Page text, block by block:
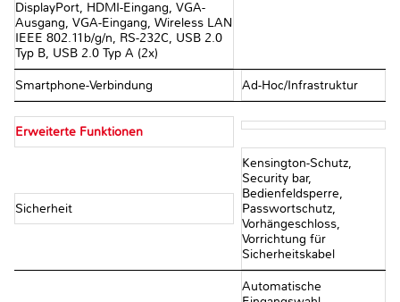
DisplayPort, HDMI-Eingang, VGA-
Ausgang, VGA-Eingang, Wireless LAN
IEEE 802.11b/g/n, RS-232C, USB 2.0
Typ B, USB 2.0 Typ A (2x)
Smartphone-Verbindung Ad-Hoc/Infrastruktur
Erweiterte Funktionen
Sicherheit
Kensington-Schutz,
Security bar,
Bedienfeldsperre,
Passwortschutz,
Vorhängeschloss,
Vorrichtung für
Sicherheitskabel
Automatische